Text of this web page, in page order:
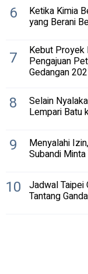
6 Ketika Kimia
yang Berani
7 Kebut Proyek
Pengajuan
Gedangan
8 Selain
Lempari Batu
9 Menyalahi
Subandi
10 Jadwal Taipei
Tantang